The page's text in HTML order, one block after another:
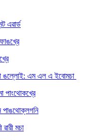
এৱার্ড
ঙল্লোই: এম এল এ ইবোমচা
পাংথোকখ্রে
পাঙথোক্লগনি
মচা